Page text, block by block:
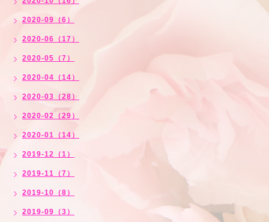
2020-09（6）
2020-06（17）
2020-05（7）
2020-04（14）
2020-03（28）
2020-02（29）
2020-01（14）
2019-12（1）
2019-11（7）
2019-10（8）
2019-09（3）